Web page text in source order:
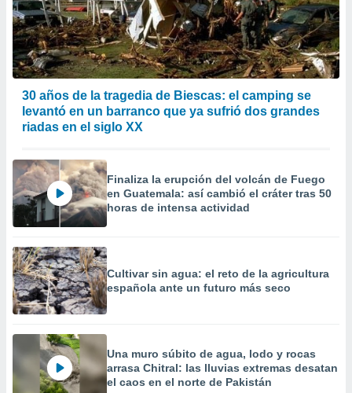
30 años de la tragedia de Biescas: el camping se
levantó en un barranco que ya sufrió dos grandes
riadas en el siglo XX
Finaliza la erupción del volcán de Fuego
en Guatemala: así cambió el cráter tras 50
horas de intensa actividad
Cultivar sin agua: el reto de la agricultura
española ante un futuro más seco
Una muro súbito de agua, lodo y rocas
arrasa Chitral: las lluvias extremas desatan
el caos en el norte de Pakistán